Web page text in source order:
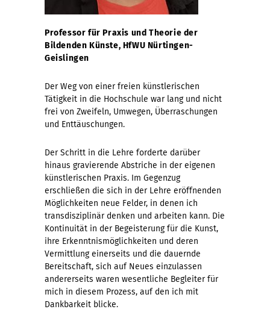
Professor für Praxis und Theorie der
Bildenden Künste, HfWU Nürtingen-
Geislingen
Der Weg von einer freien künstlerischen
Tätigkeit in die Hochschule war lang und nicht
frei von Zweifeln, Umwegen, Überraschungen
und Enttäuschungen.
Der Schritt in die Lehre forderte darüber
hinaus gravierende Abstriche in der eigenen
künstlerischen Praxis. Im Gegenzug
erschließen die sich in der Lehre eröffnenden
Möglichkeiten neue Felder, in denen ich
transdisziplinär denken und arbeiten kann. Die
Kontinuität in der Begeisterung für die Kunst,
ihre Erkenntnismöglichkeiten und deren
Vermittlung einerseits und die dauernde
Bereitschaft, sich auf Neues einzulassen
andererseits waren wesentliche Begleiter für
mich in diesem Prozess, auf den ich mit
Dankbarkeit blicke.